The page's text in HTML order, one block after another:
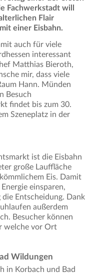
Fachwerkstadt will
Flair
einer Eisbahn.
auch für viele
interessant
Matthias Bieroth,
mir, dass viele
Hann. Münden
Besuch
findet bis zum 30.
Szeneplatz in der
ist die Eisbahn
große Lauffläche
Eis. Damit
einsparen,
Entscheidung. Dank
außerdem
Besucher können
welche vor Ort
Wildungen
in Korbach und Bad